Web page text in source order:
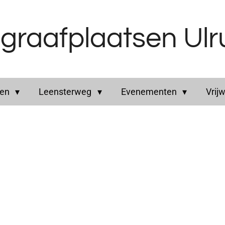
Leensterweg Evenementen